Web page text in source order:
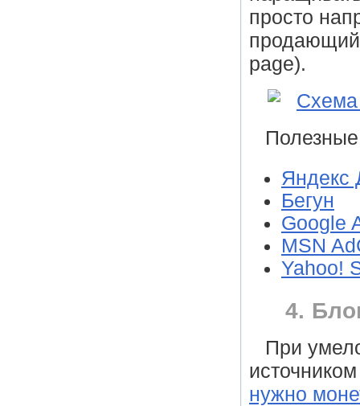
просто
продающий
page).
Яндекс
Бегун
Google
MSN
Yahoo!
4.
При
нужно